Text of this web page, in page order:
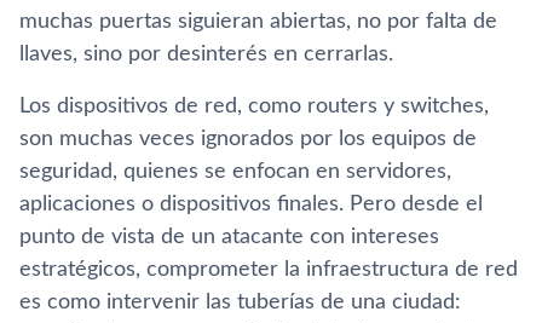
muchas puertas siguieran abiertas, no por falta de
llaves, sino por desinterés en cerrarlas.
Los dispositivos de red, como routers y switches,
son muchas veces ignorados por los equipos de
seguridad, quienes se enfocan en servidores,
aplicaciones o dispositivos finales. Pero desde el
punto de vista de un atacante con intereses
estratégicos, comprometer la infraestructura de red
es como intervenir las tuberías de una ciudad: